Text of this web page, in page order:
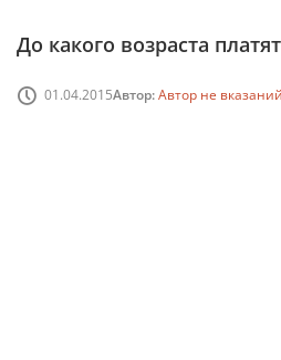
До какого возраста
01.04.2015Автор:Автор не вказаний